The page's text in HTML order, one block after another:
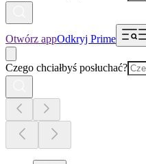
Otwórz appOdkryj Prime
Czego chciałbyś posłuchać?